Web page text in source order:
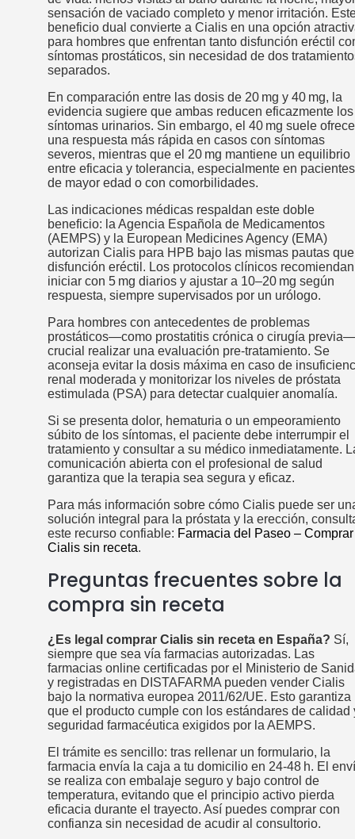
sensación de vaciado completo y menor irritación.
beneficio dual convierte a Cialis en una opción
para hombres que enfrentan tanto disfunción eréctil
síntomas prostáticos, sin necesidad de dos
separados.
En comparación entre las dosis de 20 mg y 40 mg, la
evidencia sugiere que ambas reducen eficazmente los
síntomas urinarios. Sin embargo, el 40 mg suele
una respuesta más rápida en casos con síntomas
severos, mientras que el 20 mg mantiene un equilibrio
entre eficacia y tolerancia, especialmente en pacientes
de mayor edad o con comorbilidades.
Las indicaciones médicas respaldan este doble
beneficio: la Agencia Española de Medicamentos
(AEMPS) y la European Medicines Agency (EMA)
autorizan Cialis para HPB bajo las mismas pautas
disfunción eréctil. Los protocolos clínicos recomiendan
iniciar con 5 mg diarios y ajustar a 10–20 mg según
respuesta, siempre supervisados por un urólogo.
Para hombres con antecedentes de problemas
prostáticos—como prostatitis crónica o cirugía
crucial realizar una evaluación pre‑tratamiento. Se
aconseja evitar la dosis máxima en caso de
renal moderada y monitorizar los niveles de próstata
estimulada (PSA) para detectar cualquier anomalía.
Si se presenta dolor, hematuria o un empeoramiento
súbito de los síntomas, el paciente debe interrumpir el
tratamiento y consultar a su médico inmediatamente.
comunicación abierta con el profesional de salud
garantiza que la terapia sea segura y eficaz.
Para más información sobre cómo Cialis puede ser
solución integral para la próstata y la erección,
este recurso confiable: Farmacia del Paseo – Comprar
Cialis sin receta.
Preguntas frecuentes sobre la
compra sin receta
¿Es legal comprar Cialis sin receta en España? Sí,
siempre que sea vía farmacias autorizadas. Las
farmacias online certificadas por el Ministerio de
y registradas en DISTAFARMA pueden vender Cialis
bajo la normativa europea 2011/62/UE. Esto garantiza
que el producto cumple con los estándares de calidad
seguridad farmacéutica exigidos por la AEMPS.
El trámite es sencillo: tras rellenar un formulario, la
farmacia envía la caja a tu domicilio en 24‑48 h. El
se realiza con embalaje seguro y bajo control de
temperatura, evitando que el principio activo pierda
eficacia durante el trayecto. Así puedes comprar con
confianza sin necesidad de acudir al consultorio.